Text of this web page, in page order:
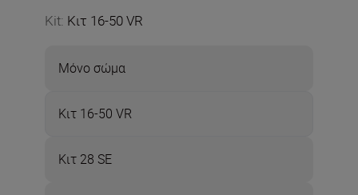
Kit: Κιτ 16-50 VR
Μόνο σώμα
Κιτ 16-50 VR
Κιτ 28 SE